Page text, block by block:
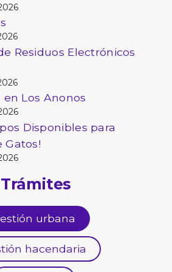
Residuos Electrónicos
Los Anonos
Disponibles para
Gatos!
Trámites
urbana
hacendaria